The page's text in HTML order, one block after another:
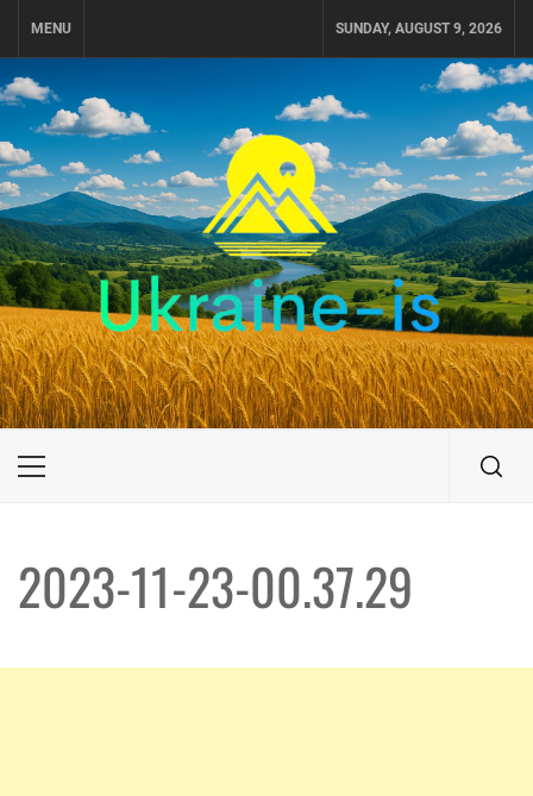
MENU SUNDAY, AUGUST 9, 2026
UKRAINE-IS
ПОДОРОЖI ПО УКРАЇНІ
Primary
2023-11-23-00.37.29